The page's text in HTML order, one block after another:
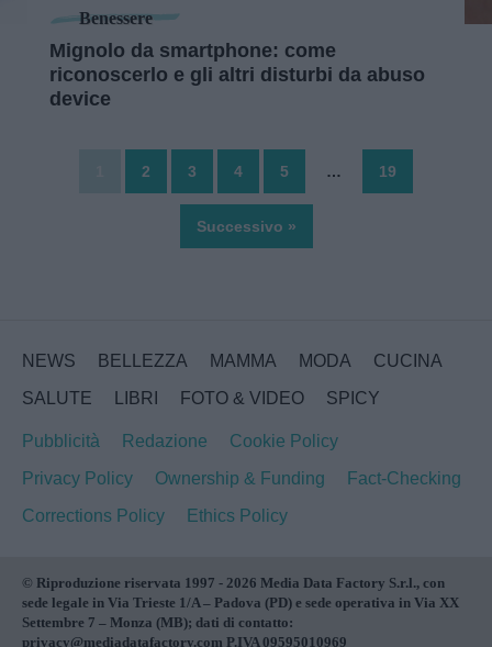
Benessere
Mignolo da smartphone: come
riconoscerlo e gli altri disturbi da abuso
device
2 3 4 5 … 19
Successivo »
NEWS BELLEZZA MAMMA MODA
CUCINA
SALUTE
LIBRI FOTO & VIDEO SPICY
Pubblicità Redazione
Cookie Policy
Privacy Policy
Ownership & Funding
Fact-Checking
Corrections Policy
Ethics Policy
© Riproduzione riservata 1997 - 2026 Media Data Factory S.r.l., con
sede legale in Via Trieste 1/A – Padova (PD) e sede operativa in Via XX
Settembre 7 – Monza (MB); dati di contatto:
privacy@mediadatafactory.com P.IVA 09595010969